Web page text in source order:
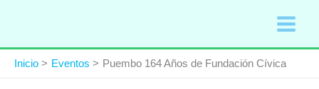
contenido
Inicio
Eventos Puembo 164 Años de Fundación Cívica